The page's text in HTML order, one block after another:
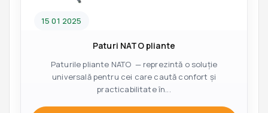
15 01 2025
Paturi NATO pliante
Paturile pliante NATO — reprezintă o soluție
universală pentru cei care caută confort și
practicabilitate în...